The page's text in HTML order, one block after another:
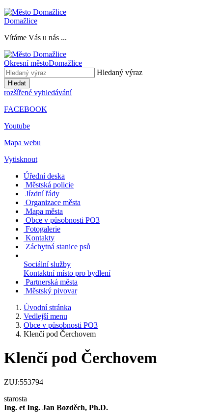
Domažlice
Vítáme Vás u nás ...
Okresní městoDomažlice
Hledaný výraz
Hledat
rozšířené vyhledávání
FACEBOOK
Youtube
Mapa webu
Vytisknout
Úřední deska
Městská policie
Jízdní řády
Organizace města
Mapa města
Obce v působnosti PO3
Fotogalerie
Kontakty
Záchytná stanice psů
Sociální služby
Kontaktní místo pro bydlení
Partnerská města
Městský pivovar
Úvodní stránka
Vedlejší menu
Obce v působnosti PO3
Klenčí pod Čerchovem
Klenčí pod Čerchovem
ZUJ:553794
starosta
Ing. et Ing. Jan Bozděch, Ph.D.